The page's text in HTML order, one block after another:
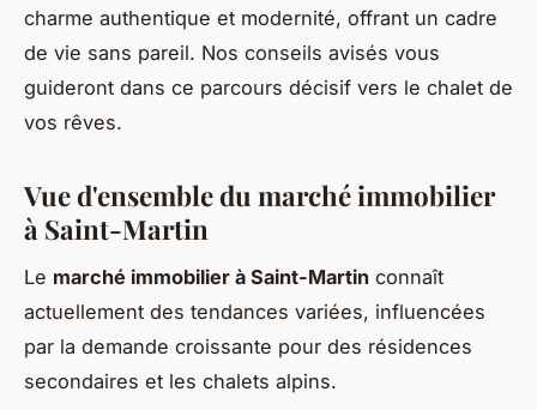
charme authentique et modernité, offrant un cadre
de vie sans pareil. Nos conseils avisés vous
guideront dans ce parcours décisif vers le chalet de
vos rêves.
Vue d'ensemble du marché immobilier
à Saint-Martin
Le marché immobilier à Saint-Martin connaît
actuellement des tendances variées, influencées
par la demande croissante pour des résidences
secondaires et les chalets alpins.